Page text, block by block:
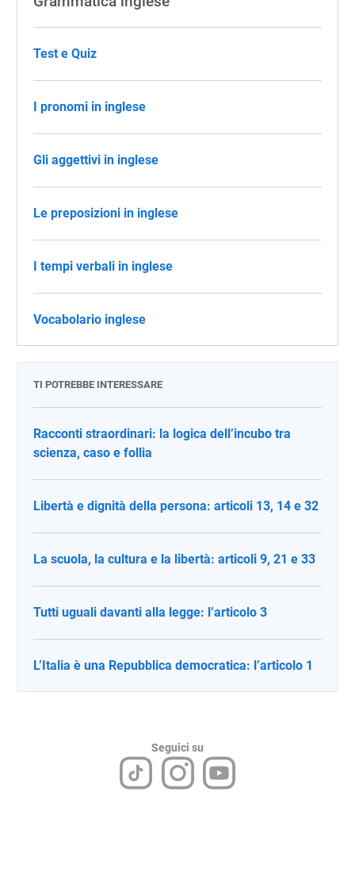
Test e Quiz
I pronomi in inglese
Gli aggettivi in inglese
Le preposizioni in inglese
I tempi verbali in inglese
Vocabolario inglese
TI POTREBBE INTERESSARE
Racconti straordinari: la logica dell’incubo tra
scienza, caso e follia
Libertà e dignità della persona: articoli 13, 14 e 32
La scuola, la cultura e la libertà: articoli 9, 21 e 33
Tutti uguali davanti alla legge: l’articolo 3
L’Italia è una Repubblica democratica: l’articolo 1
Seguici su